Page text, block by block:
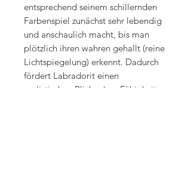
entsprechend seinem schillernden
Farbenspiel zunächst sehr lebendig
und anschaulich macht, bis man
plötzlich ihren wahren gehallt (reine
Lichtspiegelung) erkennt. Dadurch
fördert Labradorit einen
realistischen Blick, ohne Fähigkeiten